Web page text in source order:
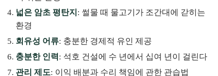
넓은 암초 평탄지 : 썰물 때 물고기가 조간대에 갇히는
환경
회유성 어류: 충분한 경제적 유인 제공
충분한 인력: 석호 건설에 수 년에서 십여 년이 걸린다
관리 제도: 이익 배분과 수리 책임에 관한 관습법